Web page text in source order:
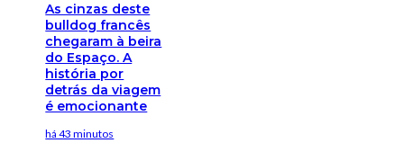
As cinzas deste
bulldog francês
chegaram à beira
do Espaço. A
história por
detrás da viagem
é emocionante
há 43 minutos